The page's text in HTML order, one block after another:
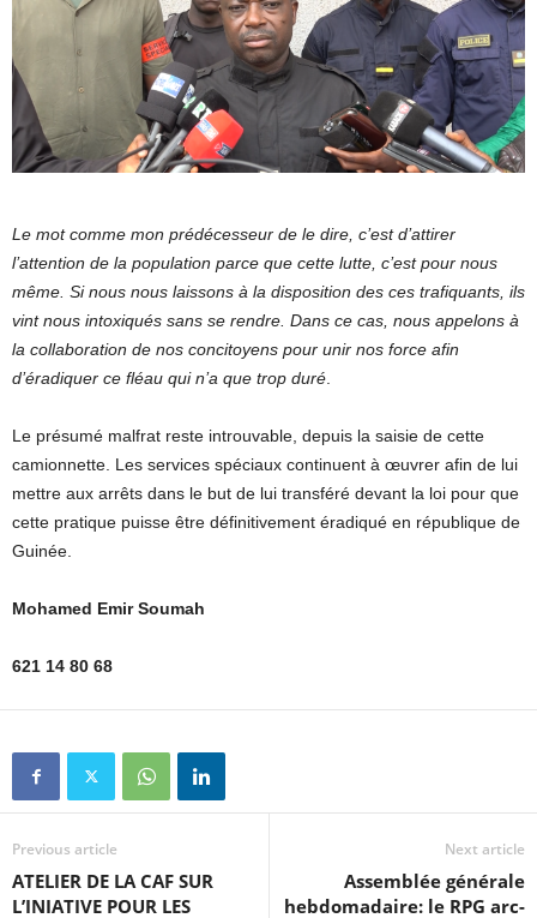
Le mot comme mon prédécesseur de le dire, c’est d’attirer
l’attention de la population parce que cette lutte, c’est pour nous
même. Si nous nous laissons à la disposition des ces trafiquants, ils
vint nous intoxiqués sans se rendre. Dans ce cas, nous appelons à
la collaboration de nos concitoyens pour unir nos force afin
d’éradiquer ce fléau qui n’a que trop duré.
Le présumé malfrat reste introuvable, depuis la saisie de cette
camionnette. Les services spéciaux continuent à œuvrer afin de lui
mettre aux arrêts dans le but de lui transféré devant la loi pour que
cette pratique puisse être définitivement éradiqué en république de
Guinée.
Mohamed Emir Soumah
621 14 80 68
Previous article
ATELIER DE LA CAF SUR
L’INIATIVE POUR LES
Next article
Assemblée générale
hebdomadaire: le RPG arc-